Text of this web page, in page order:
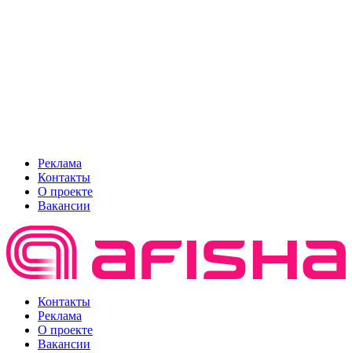
Реклама
Контакты
О проекте
Вакансии
Контакты
Реклама
О проекте
Вакансии